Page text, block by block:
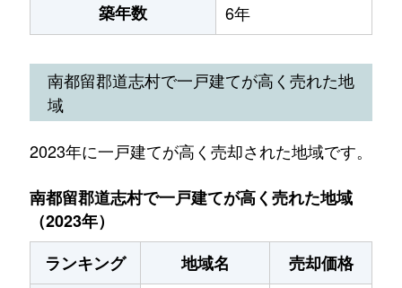
築年数 6年
南都留郡道志村で一戸建てが高く売れた地
域
2023年に一戸建てが高く売却された地域です。
南都留郡道志村で一戸建てが高く売れた地域
（2023年）
ランキング
地域名
売却価格